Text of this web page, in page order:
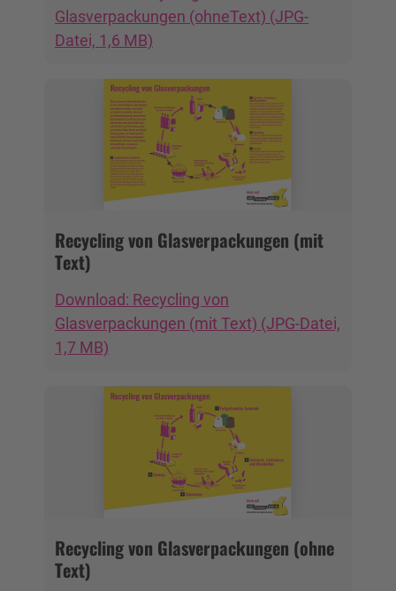
Glasverpackungen (ohneText) (JPG-
Datei, 1,6 MB)
Recycling von Glasverpackungen (mit
Text)
Download: Recycling von
Glasverpackungen (mit Text) (JPG-Datei,
1,7 MB)
Recycling von Glasverpackungen (ohne
Text)